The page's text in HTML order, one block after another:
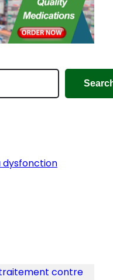
dysfonction
traitement contre